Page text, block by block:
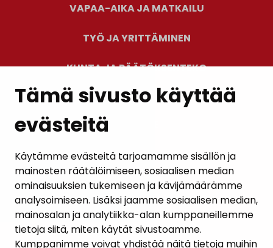
Tämä sivusto käyttää
evästeitä
Käytämme evästeitä tarjoamamme sisällön ja
mainosten räätälöimiseen, sosiaalisen median
ominaisuuksien tukemiseen ja kävijämäärämme
analysoimiseen. Lisäksi jaamme sosiaalisen median,
mainosalan ja analytiikka-alan kumppaneillemme
tietoja siitä, miten käytät sivustoamme.
Kumppanimme voivat yhdistää näitä tietoja muihin
VAPAA-AIKA JA MATKAILU
TYÖ JA YRITTÄMINEN
KUNTA JA PÄÄTÖKSENTEKO
AJANKOHTAISET
YHTEYSTIEDOT
KARTTAPALVELU